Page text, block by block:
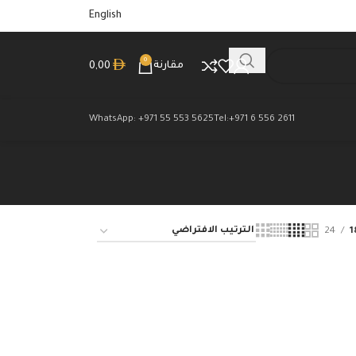
English
مقارنة
0
0,00
Tel:+971 6 556 2611
WhatsApp: +971 55 553 5625
24